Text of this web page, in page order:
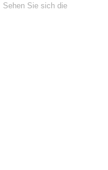
Sehen Sie sich die